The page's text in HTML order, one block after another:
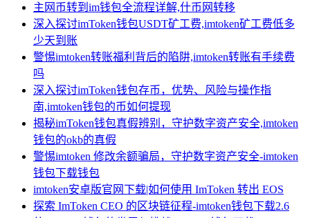
主网币转到im钱包全流程详解,什币网转移
深入探讨imToken钱包USDT矿工费,imtoken矿工费低多
少天到账
警惕imtoken转账福利背后的陷阱,imtoken转账有手续费
吗
深入探讨imToken钱包存币，优势、风险与操作指
南,imtoken钱包的币如何提现
揭秘imToken钱包真假辨别，守护数字资产安全,imtoken
钱包的okb的真假
警惕imtoken 修改余额骗局，守护数字资产安全-imtoken
钱包下载钱包
imtoken安卓版官网下载|如何使用 ImToken 转出 EOS
探索 ImToken CEO 的区块链征程-imtoken钱包下载2.6